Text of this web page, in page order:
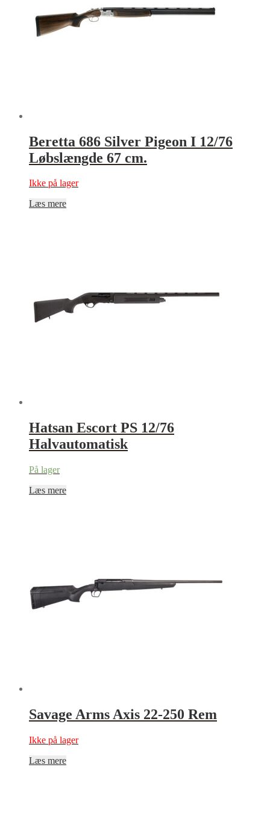
Beretta 686 Silver Pigeon I 12/76
Løbslængde 67 cm.
Ikke på lager
Læs mere
Hatsan Escort PS 12/76
Halvautomatisk
På lager
Læs mere
Savage Arms Axis 22-250 Rem
Ikke på lager
Læs mere